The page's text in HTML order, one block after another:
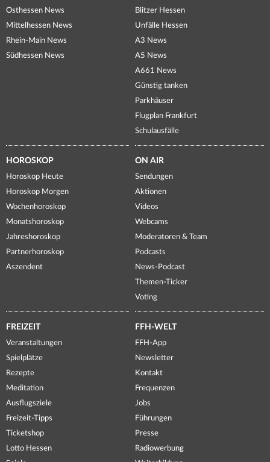
Osthessen News
Mittelhessen News
Rhein-Main News
Südhessen News
Blitzer Hessen
Unfälle Hessen
A3 News
A5 News
A661 News
Günstig tanken
Parkhäuser
Flugplan Frankfurt
Schulausfälle
HOROSKOP
Horoskop Heute
Horoskop Morgen
Wochenhoroskop
Monatshoroskop
Jahreshoroskop
Partnerhoroskop
Aszendent
ON AIR
Sendungen
Aktionen
Videos
Webcams
Moderatoren & Team
Podcasts
News-Podcast
Themen-Ticker
Voting
FREIZEIT
Veranstaltungen
Spielplätze
Rezepte
Meditation
Ausflugsziele
Freizeit-Tipps
Ticketshop
Lotto Hessen
FFH-WELT
FFH-App
Newsletter
Kontakt
Frequenzen
Jobs
Führungen
Presse
Radiowerbung